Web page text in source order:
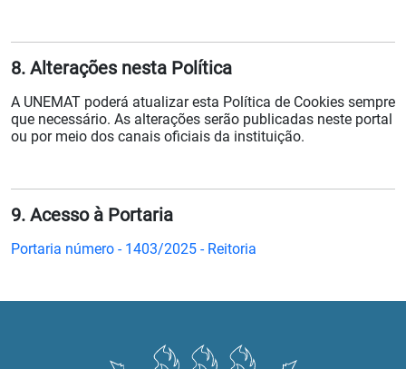
8. Alterações nesta Política
A UNEMAT poderá atualizar esta Política de Cookies sempre
que necessário. As alterações serão publicadas neste portal
ou por meio dos canais oficiais da instituição.
9. Acesso à Portaria
Portaria número - 1403/2025 - Reitoria